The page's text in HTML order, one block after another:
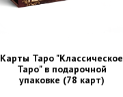
Карты Таро "Классическое
Таро" в подарочной
упаковке (78 карт)